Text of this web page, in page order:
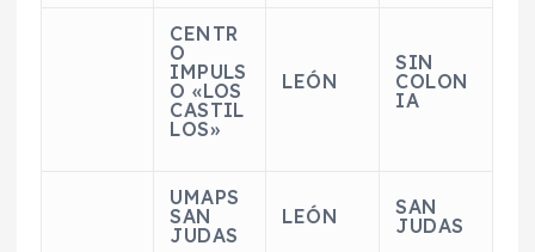
CENTR
O
IMPULS
O «LOS
CASTIL
LOS»
LEÓN
SIN
COLON
IA
UMAPS
SAN
JUDAS
LEÓN
SAN
JUDAS